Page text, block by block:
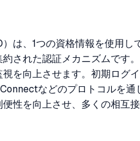
は、1つの資格情報を使用
された認証メカニズムです
を向上させます。初期ログ
などのプロトコルを
性を向上させ、多くの相互